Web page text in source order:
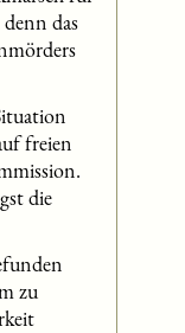
das
freien
die
zu